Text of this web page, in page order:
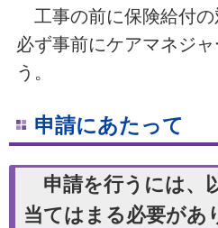
工事の前に保険給付の
必ず事前にケアマネジ
う。
申請にあたって
申請を行うには、
当てはまる必要があ